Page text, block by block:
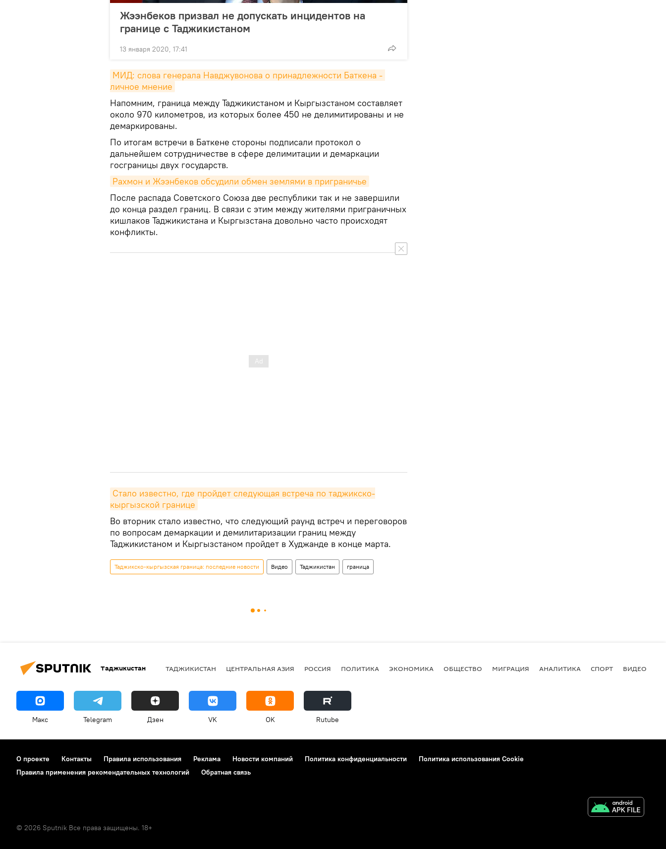
Жээнбеков призвал не допускать инцидентов на
границе с Таджикистаном
13 января 2020, 17:41
МИД: слова генерала Навджувонова о принадлежности Баткена -
личное мнение
Напомним, граница между Таджикистаном и Кыргызстаном составляет
около 970 километров, из которых более 450 не делимитированы и не
демаркированы.
По итогам встречи в Баткене стороны подписали протокол о
дальнейшем сотрудничестве в сфере делимитации и демаркации
госграницы двух государств.
Рахмон и Жээнбеков обсудили обмен землями в приграничье
После распада Советского Союза две республики так и не завершили
до конца раздел границ. В связи с этим между жителями приграничных
кишлаков Таджикистана и Кыргызстана довольно часто происходят
конфликты.
Стало известно, где пройдет следующая встреча по таджикско-
кыргызской границе
Во вторник стало известно, что следующий раунд встреч и переговоров
по вопросам демаркации и демилитаризации границ между
Таджикистаном и Кыргызстаном пройдет в Худжанде в конце марта.
Таджикско-кыргызская граница: последние новости Видео Таджикистан граница
Таджикистан ТАДЖИКИСТАН ЦЕНТРАЛЬНАЯ АЗИЯ РОССИЯ ПОЛИТИКА ЭКОНОМИКА ОБЩЕСТВО МИГРАЦИЯ АНАЛИТИКА СПОРТ ВИДЕО
Макс Telegram Дзен VK OK Rutube
О проекте Контакты Правила использования Реклама Новости компаний Политика конфиденциальности
Политика использования Cookie
Правила применения рекомендательных технологий
Обратная связь
© 2026 Sputnik Все права защищены. 18+